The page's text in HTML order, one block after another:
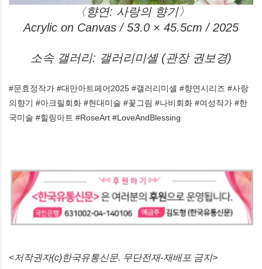
〈향연: 사랑의 향기〉
Acrylic on Canvas / 53.0 × 45.5cm / 2025
소속 갤러리: 갤러리미셸 (관장 권보경)
#문효정작가 #대만아트페어2025 #갤러리미셸 #향연시리즈 #사랑
의향기 #아크릴회화 #현대미술 #꽃그림 #나비회화 #여성작가 #한
국미술 #힐링아트 #RoseArt #LoveAndBlessing
<저작권자(c)한국유통신문. 무단전재-재배포 금지>